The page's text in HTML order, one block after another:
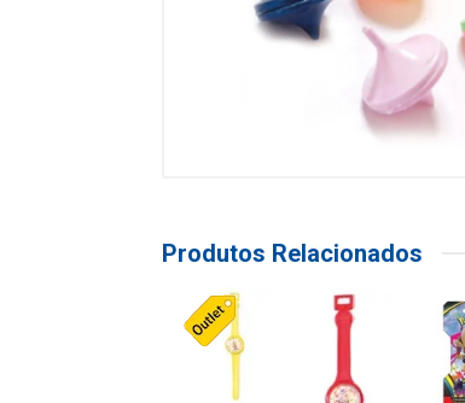
Produtos Relacionados